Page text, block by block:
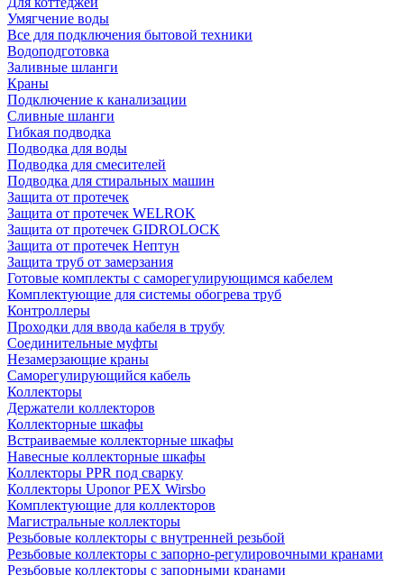
Умягчение воды
Все для подключения бытовой техники
Водоподготовка
Заливные шланги
Краны
Подключение к канализации
Сливные шланги
Гибкая подводка
Подводка для воды
Подводка для смесителей
Подводка для стиральных машин
Защита от протечек
Защита от протечек WELROK
Защита от протечек GIDROLOCK
Защита от протечек Нептун
Защита труб от замерзания
Готовые комплекты с саморегулирующимся кабелем
Комплектующие для системы обогрева труб
Контроллеры
Проходки для ввода кабеля в трубу
Соединительные муфты
Незамерзающие краны
Саморегулирующийся кабель
Коллекторы
Держатели коллекторов
Коллекторные шкафы
Встраиваемые коллекторные шкафы
Навесные коллекторные шкафы
Коллекторы PPR под сварку
Коллекторы Uponor PEX Wirsbo
Комплектующие для коллекторов
Магистральные коллекторы
Резьбовые коллекторы с внутренней резьбой
Резьбовые коллекторы с запорно-регулировочными кранами
Резьбовые коллекторы с запорными кранами